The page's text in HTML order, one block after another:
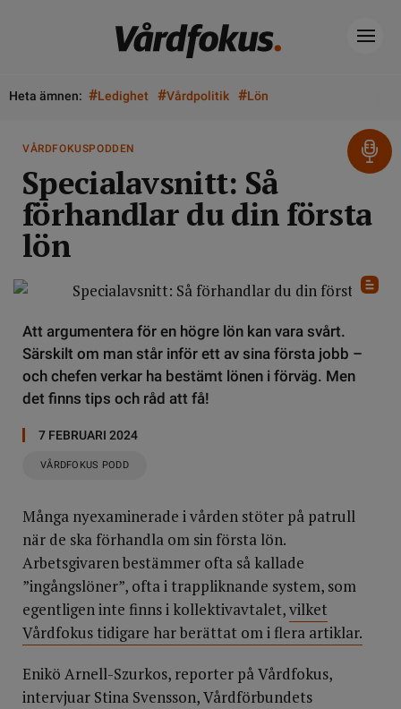
Heta ämnen: #Ledighet #Vårdpolitik #Lön
VÅRDFOKUSPODDEN
Specialavsnitt: Så
förhandlar du din första
lön
Att argumentera för en högre lön kan vara svårt.
Särskilt om man står inför ett av sina första jobb –
och chefen verkar ha bestämt lönen i förväg. Men
det finns tips och råd att få!
7 FEBRUARI 2024
VÅRDFOKUS PODD
Många nyexaminerade i vården stöter på patrull
när de ska förhandla om sin första lön.
Arbetsgivaren bestämmer ofta så kallade
”ingångslöner”, ofta i trappliknande system, som
egentligen inte finns i kollektivavtalet,vilket
Vårdfokus tidigare har berättat om i flera artiklar.
Enikö Arnell-Szurkos, reporter på Vårdfokus,
intervjuar Stina Svensson, Vårdförbundets